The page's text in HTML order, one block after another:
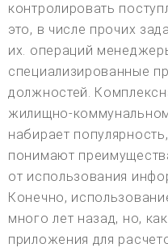
контролировать
это, в числе прочих
их. операций
специализированные
должностей.
жилищно-
набирает
понимают
от использования
Конечно,
много лет назад, но,
приложения для